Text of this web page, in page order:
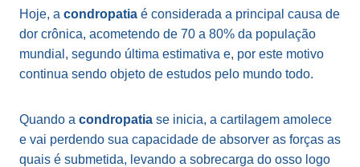
Hoje, a condropatia é considerada a principal causa de
dor crônica, acometendo de 70 a 80% da população
mundial, segundo última estimativa e, por este motivo
continua sendo objeto de estudos pelo mundo todo.
Quando a condropatia se inicia, a cartilagem amolece
e vai perdendo sua capacidade de absorver as forças as
quais é submetida, levando a sobrecarga do osso logo